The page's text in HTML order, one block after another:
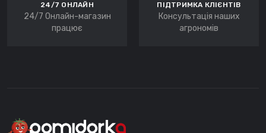
24/7 ОНЛАЙН
24/7 Онлайн-магазин
працює
ПІДТРИМКА КЛІЄНТІВ
Консультація наших
агрономів